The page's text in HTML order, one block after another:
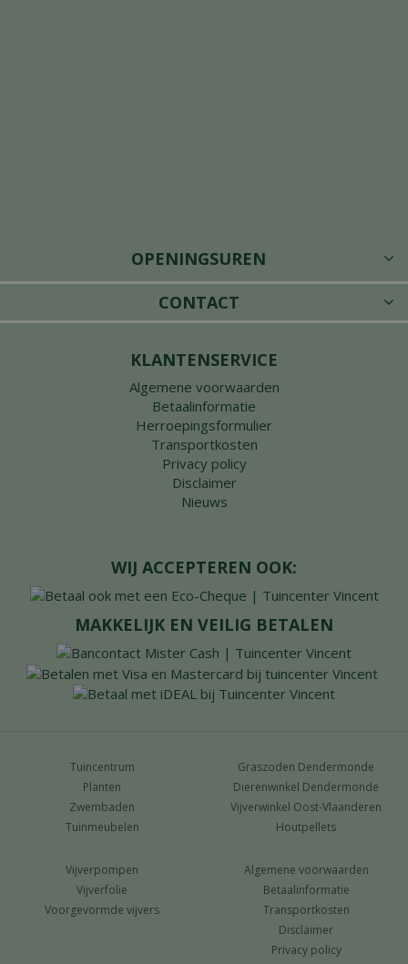
OPENINGSUREN
CONTACT
KLANTENSERVICE
Algemene voorwaarden
Betaalinformatie
Herroepingsformulier
Transportkosten
Privacy policy
Disclaimer
Nieuws
WIJ ACCEPTEREN OOK:
MAKKELIJK EN VEILIG BETALEN
Tuincentrum
Planten
Zwembaden
Tuinmeubelen
Graszoden Dendermonde
Dierenwinkel Dendermonde
Vijverwinkel Oost-Vlaanderen
Houtpellets
Vijverpompen
Vijverfolie
Voorgevormde vijvers
Algemene voorwaarden
Betaalinformatie
Transportkosten
Disclaimer
Privacy policy